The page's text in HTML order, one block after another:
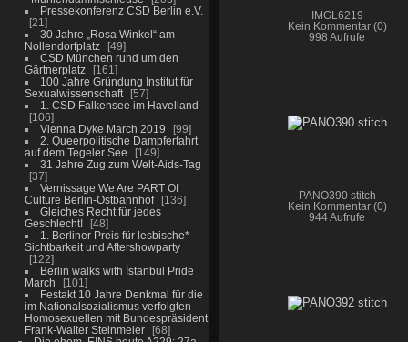
Pressekonferenz CSD Berlin e.V.
21
30 Jahre „Rosa Winkel“ am
Nollendorfplatz
49
CSD München rund um den
Gärtnerplatz
161
100 Jahre Gründung Institut für
Sexualwissenschaft
57
1. CSD Falkensee im Havelland
106
Vienna Dyke March 2019
99
2. Queerpolitische Dampferfahrt
auf dem Tegeler See
149
31 Jahre Zug zum Welt-Aids-Tag
37
Vernissage We Are PART Of
Culture Berlin-Ostbahnhof
136
Gleiches Recht für jedes
Geschlecht!
48
1. Berliner Preis für lesbische*
Sichtbarkeit und Aftershowparty
122
Berlin walks with İstanbul Pride
March
101
Festakt 10 Jahre Denkmal für die
im Nationalsozialismus verfolgten
Homosexuellen mit Bundespräsident
Frank-Walter Steinmeier
68
IMGL6219
Kein Kommentar (0)
998 Aufrufe
PANO390 stitch
Kein Kommentar (0)
944 Aufrufe